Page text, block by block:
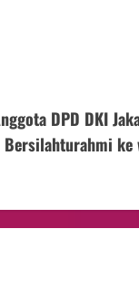
DPD DKI
Bersilahturahmi ke